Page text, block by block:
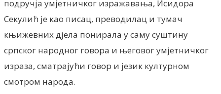
подручја умјетничког изражавања, Исидора
Секулић је као писац, преводилац и тумач
књижевних дјела понирала у саму суштину
српског народног говора и његовог умјетничког
израза, сматрајући говор и језик културном
смотром народа.